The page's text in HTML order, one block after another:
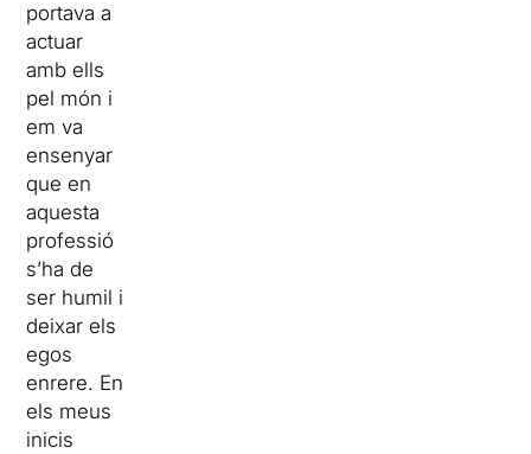
portava a
actuar
amb ells
pel món i
em va
ensenyar
que en
aquesta
professió
s’ha de
ser humil i
deixar els
egos
enrere. En
els meus
inicis